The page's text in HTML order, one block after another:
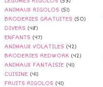
ANIMAUX RIGOLOS (51)
BRODERIES GRATUITES (50)
DIVERS (48)
ENFANTS (47)
ANIMAUX VOLATILES (42)
BRODERIES REDWORK (42)
ANIMAUX FANTAISIE (41)
CUISINE (41)
FRUITS RIGOLOS (41)